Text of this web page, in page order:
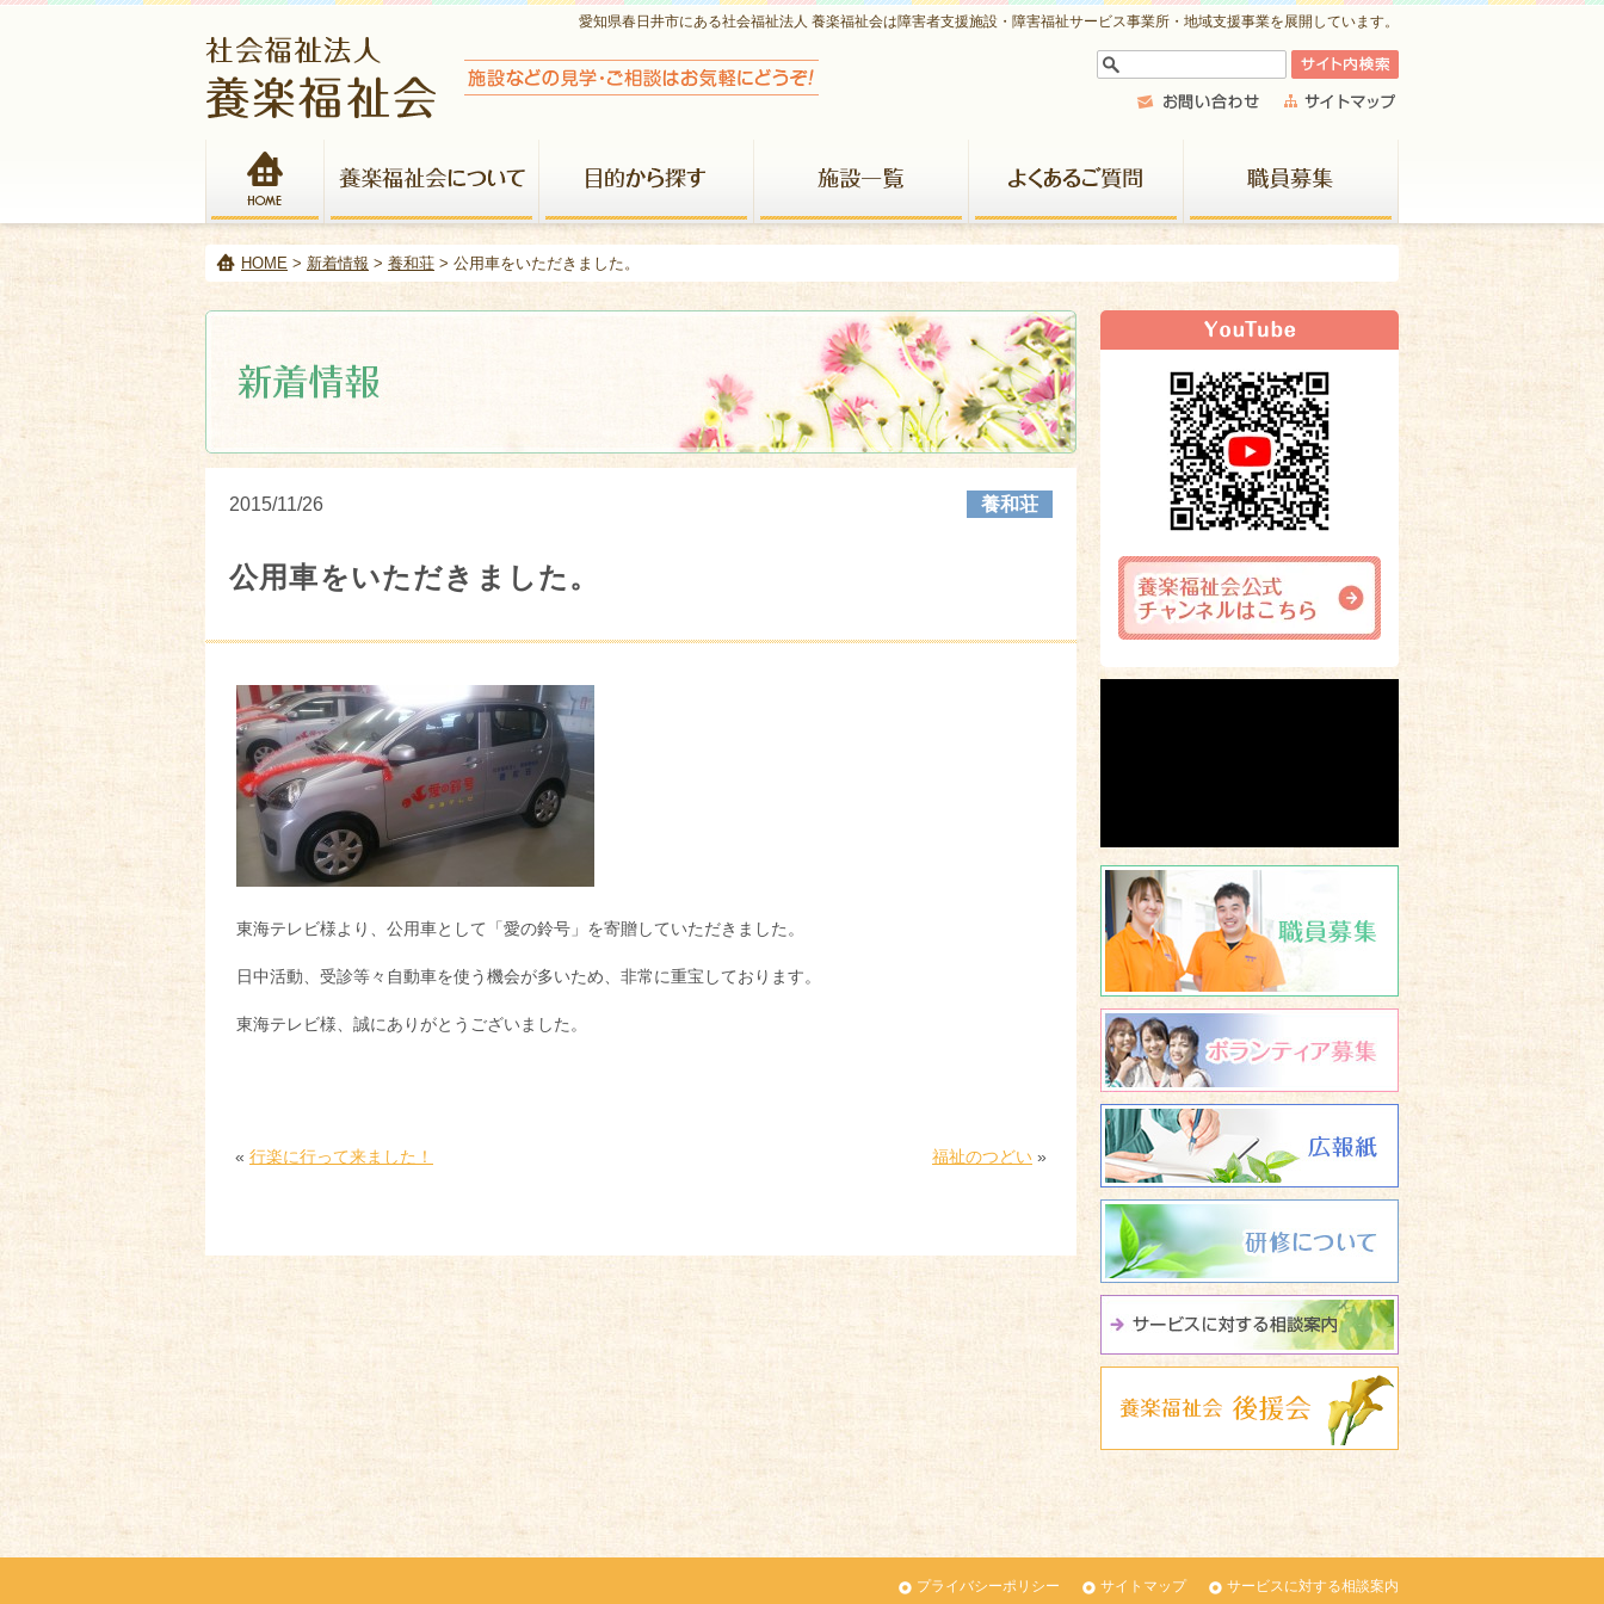
愛知県春日井市にある社会福祉法人 養楽福祉会は障害者支援施設・障害福祉サービス事業所・地域支援事業を展開しています。
HOME > 新着情報 > 養和荘 > 公用車をいただきました。
新着情報
2015/11/26 養和荘
公用車をいただきました。
東海テレビ様より、公用車として「愛の鈴号」を寄贈していただきました。
日中活動、受診等々自動車を使う機会が多いため、非常に重宝しております。
東海テレビ様、誠にありがとうございました。
« 行楽に行って来ました！ 福祉のつどい »
ボランティア募集
サービスに関する相談
養楽福祉会 後援会
プライバシーポリシー サイトマップ サービスに対する相談案内